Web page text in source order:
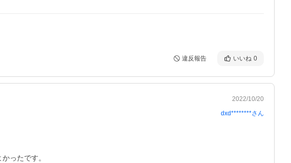
違反報告 いいね 0
2022/10/20
dxd********さん
ったです。